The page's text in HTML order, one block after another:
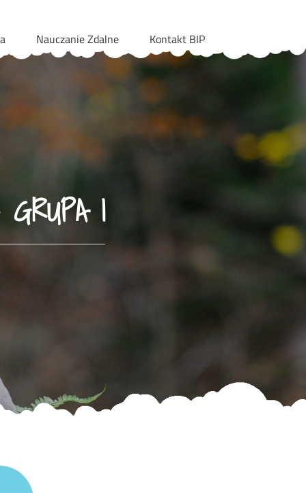
Nauczanie Zdalne Kontakt BIP
I